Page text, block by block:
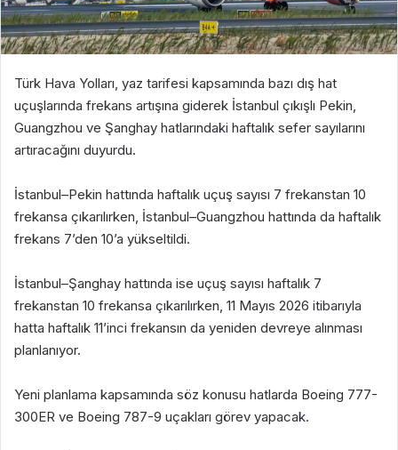
Türk Hava Yolları, yaz tarifesi kapsamında bazı dış hat
uçuşlarında frekans artışına giderek İstanbul çıkışlı Pekin,
Guangzhou ve Şanghay hatlarındaki haftalık sefer sayılarını
artıracağını duyurdu.
İstanbul–Pekin hattında haftalık uçuş sayısı 7 frekanstan 10
frekansa çıkarılırken, İstanbul–Guangzhou hattında da haftalık
frekans 7’den 10’a yükseltildi.
İstanbul–Şanghay hattında ise uçuş sayısı haftalık 7
frekanstan 10 frekansa çıkarılırken, 11 Mayıs 2026 itibarıyla
hatta haftalık 11’inci frekansın da yeniden devreye alınması
planlanıyor.
Yeni planlama kapsamında söz konusu hatlarda Boeing 777-
300ER ve Boeing 787-9 uçakları görev yapacak.